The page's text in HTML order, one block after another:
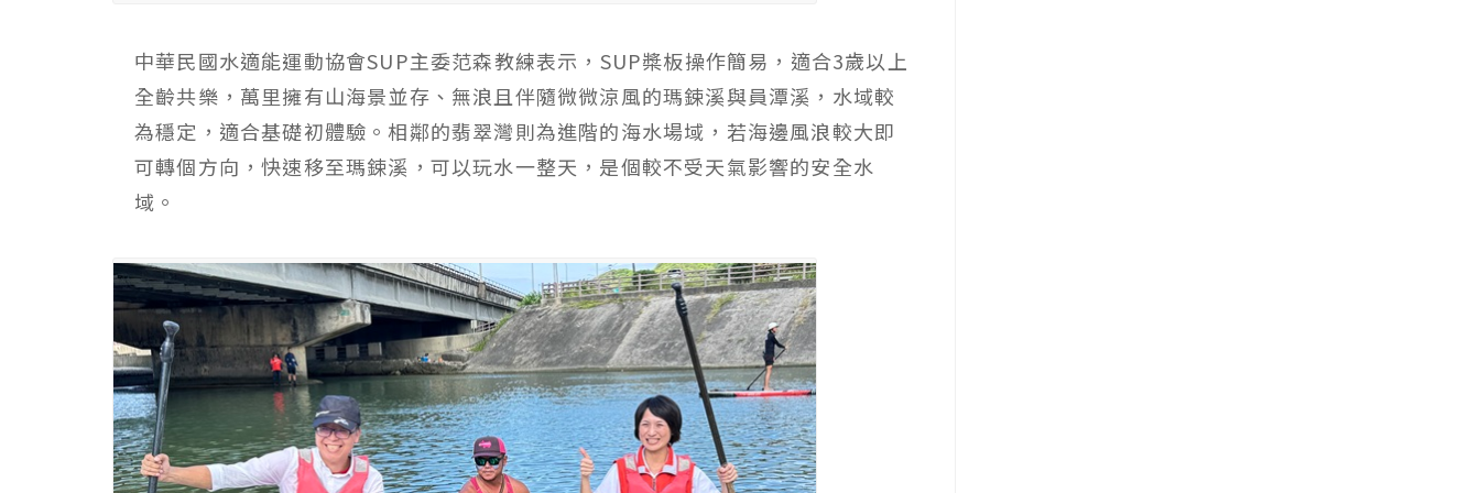
中華民國水適能運動協會SUP主委范森教練表示，SUP槳板操作簡易，適合3歲以上
全齡共樂，萬里擁有山海景並存、無浪且伴隨微微涼風的瑪鋉溪與員潭溪，水域較
為穩定，適合基礎初體驗。相鄰的翡翠灣則為進階的海水場域，若海邊風浪較大即
可轉個方向，快速移至瑪鋉溪，可以玩水一整天，是個較不受天氣影響的安全水
域。